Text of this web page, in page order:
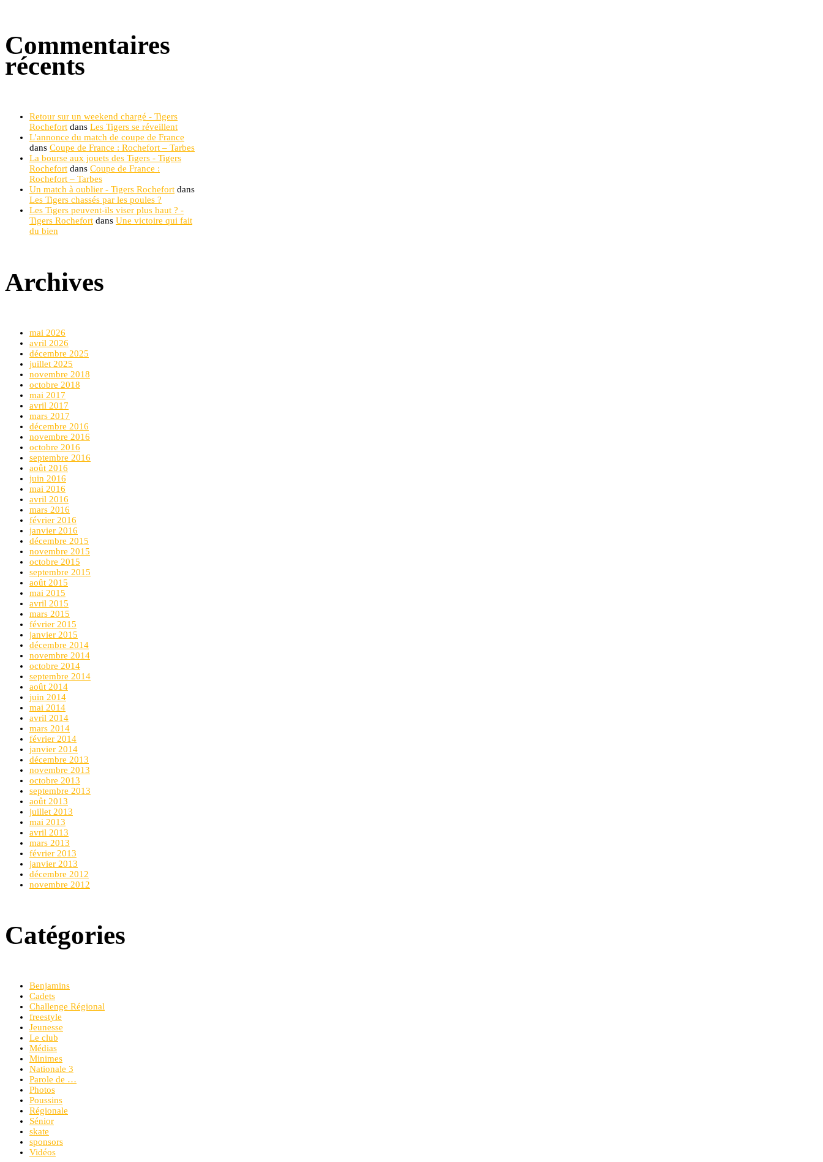
Commentaires
récents
Retour sur un weekend chargé - Tigers
Rochefort dans Les Tigers se réveillent
L'annonce du match de coupe de France
dans Coupe de France : Rochefort – Tarbes
La bourse aux jouets des Tigers - Tigers
Rochefort dans Coupe de France :
Rochefort – Tarbes
Un match à oublier - Tigers Rochefort dans
Les Tigers chassés par les poules ?
Les Tigers peuvent-ils viser plus haut ? -
Tigers Rochefort dans Une victoire qui fait
du bien
Archives
mai 2026
avril 2026
décembre 2025
juillet 2025
novembre 2018
octobre 2018
mai 2017
avril 2017
mars 2017
décembre 2016
novembre 2016
octobre 2016
septembre 2016
août 2016
juin 2016
mai 2016
avril 2016
mars 2016
février 2016
janvier 2016
décembre 2015
novembre 2015
octobre 2015
septembre 2015
août 2015
mai 2015
avril 2015
mars 2015
février 2015
janvier 2015
décembre 2014
novembre 2014
octobre 2014
septembre 2014
août 2014
juin 2014
mai 2014
avril 2014
mars 2014
février 2014
janvier 2014
décembre 2013
novembre 2013
octobre 2013
septembre 2013
août 2013
juillet 2013
mai 2013
avril 2013
mars 2013
février 2013
janvier 2013
décembre 2012
novembre 2012
Catégories
Benjamins
Cadets
Challenge Régional
freestyle
Jeunesse
Le club
Médias
Minimes
Nationale 3
Parole de …
Photos
Poussins
Régionale
Sénior
skate
sponsors
Vidéos